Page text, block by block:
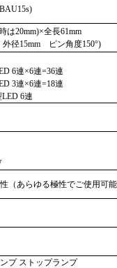
は20mm)×全長61mm
外径15mm ピン角度150°)
6連×6連=36連
3連×6連=18連
6連
（あらゆる極性でご使用可
プ ストップランプ